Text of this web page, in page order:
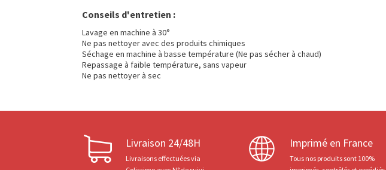
Conseils d'entretien :
Lavage en machine à 30°
Ne pas nettoyer avec des produits chimiques
Séchage en machine à basse température (Ne pas sécher à chaud)
Repassage à faible température, sans vapeur
Ne pas nettoyer à sec
Livraison 24/48H
Livraisons effectuées via
Imprimé en France
Tous nos produits sont 100%